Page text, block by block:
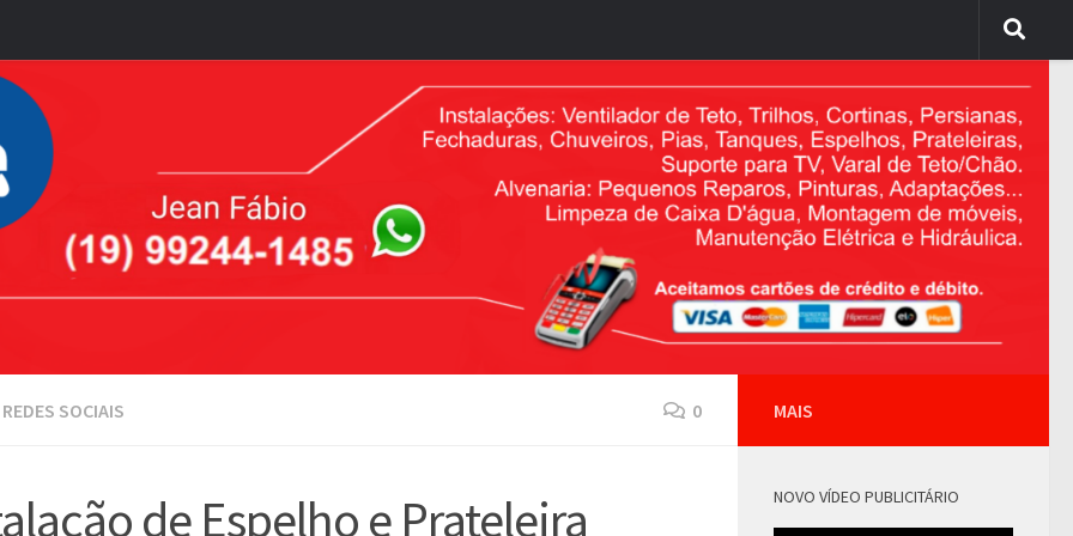
SOCIAIS 0
de Espelho e Prateleira
MAIS
NOVO VÍDEO PUBLICITÁRIO